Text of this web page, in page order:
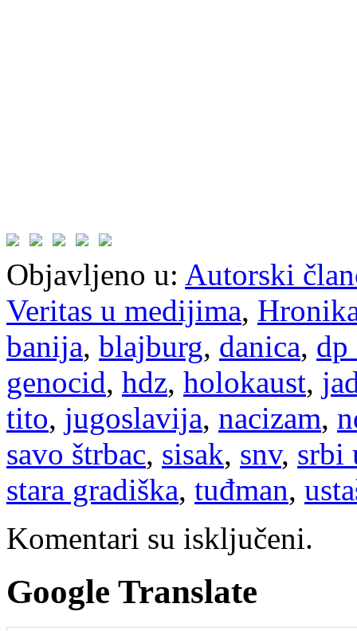
Objavljeno u: Autorski
Veritas u medijima,
banija, blajburg, danica, dp
genocid, hdz, holokaust,
tito, jugoslavija, nacizam,
savo štrbac, sisak, snv, srbi
stara gradiška, tuđman,
Komentari su isključeni.
Google Translate